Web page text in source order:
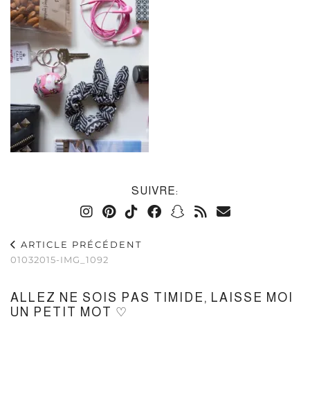
SUIVRE:
ARTICLE PRÉCÉDENT
01032015-IMG_1092
ALLEZ NE SOIS PAS TIMIDE, LAISSE MOI
UN PETIT MOT ♡